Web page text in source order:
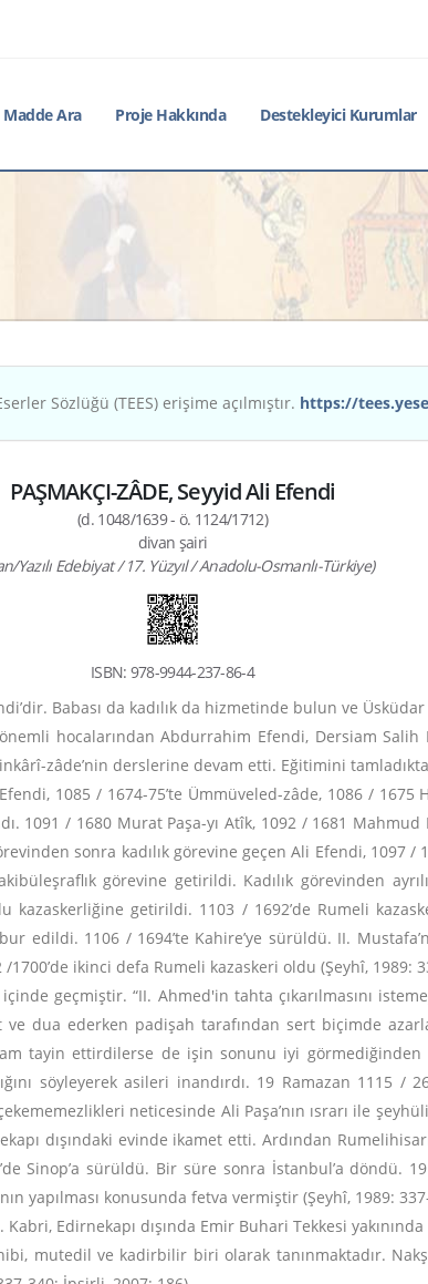
Madde Ara Proje Hakkında Destekleyici Kurumlar
Sözlüğü (TEES) erişime açılmıştır. https://
PAŞMAKÇI-ZÂDE, Seyyid Ali Efendi
(d. 1048/1639 - ö. 1124/1712)
divan şairi
Yazılı Edebiyat / 17. Yüzyıl / Anadolu-Osmanlı-Türkiye)
ISBN: 978-9944-237-86-4
Babası da kadılık da hizmetinde bulun ve
hocalarından Abdurrahim Efendi, Dersiam Salih
zâde’nin derslerine devam etti. Eğitimini
1085 / 1674-75’te Ümmüveled-zâde, 1086 / 1675
1091 / 1680 Murat Paşa-yı Atîk, 1092 / 1681
sonra kadılık görevine geçen Ali Efendi, 1097 /
görevine getirildi. Kadılık görevinden
kazaskerliğine getirildi. 1103 / 1692’de Rumeli
edildi. 1106 / 1694’te Kahire’ye sürüldü. II.
/1700’de ikinci defa Rumeli kazaskeri oldu (Şeyhî, 1989:
geçmiştir. “II. Ahmed'in tahta çıkarılmasını
dua ederken padişah tarafından sert biçimde
tayin ettirdilerse de işin sonunu iyi görmediğinden
söyleyerek asileri inandırdı. 19 Ramazan 1115 /
neticesinde Ali Paşa’nın ısrarı ile
dışındaki evinde ikamet etti. Ardından
Sinop’a sürüldü. Bir süre sonra İstanbul’a döndü.
yapılması konusunda fetva vermiştir (Şeyhî, 1989:
Edirnekapı dışında Emir Buhari Tekkesi
mutedil ve kadirbilir biri olarak tanınmaktadır.